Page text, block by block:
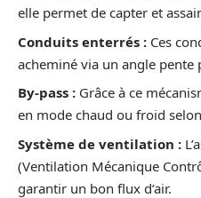
elle permet de capter et
Conduits enterrés : Ces
acheminé via un angle pente
By-pass : Grâce à ce
en mode chaud ou froid
Système de ventilation :
(Ventilation Mécanique
garantir un bon flux d’air.